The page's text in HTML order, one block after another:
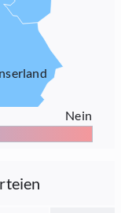
Nein